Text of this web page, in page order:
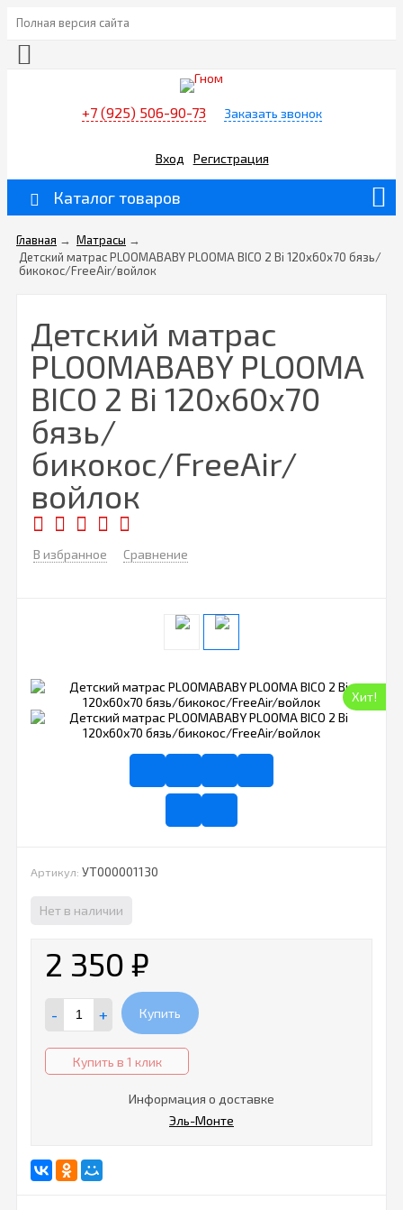
Полная версия сайта
+7 (925) 506-90-73 Заказать звонок
Вход Регистрация
Каталог товаров
Главная → Матрасы →
Детский матрас PLOOMABABY PLOOMA BICO 2 Bi 120х60х70 бязь/
бикокос/FreeAir/войлок
Детский матрас
PLOOMABABY PLOOMA
BICO 2 Bi 120х60х70
бязь/
бикокос/FreeAir/
войлок
В избранное Сравнение
Хит!
Артикул: УТ000001130
Нет в наличии
2 350 ₽
- + Купить
Купить в 1 клик
Информация о доставке
Эль-Монте